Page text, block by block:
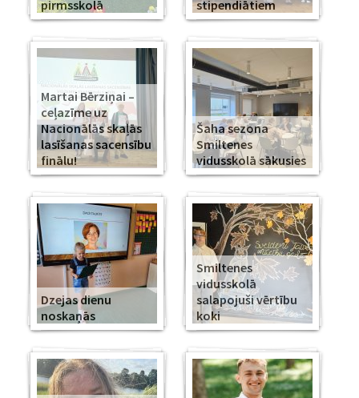
pirmsskolā
stipendiātiem
Martai Bērziņai –
ceļazīme uz
Nacionālās skaļās
lasīšanas sacensību
finālu!
Šaha sezona
Smiltenes
vidusskolā sākusies
Dzejas dienu
noskaņās
Smiltenes
vidusskolā
salapojuši vērtību
koki